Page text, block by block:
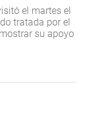
el martes el
tratada por el
su apoyo